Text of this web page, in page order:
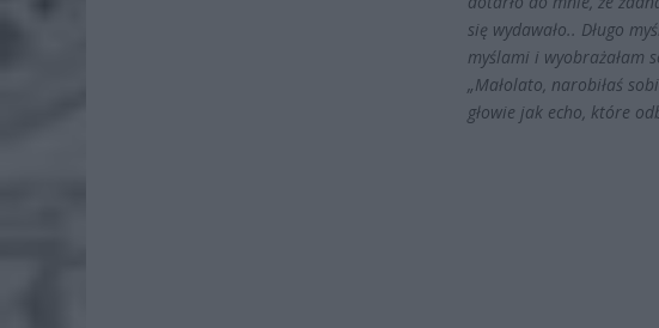
się wydawało.. Długo
myślami i wyobrażałam
„Małolato, narobiłaś
głowie jak echo, które